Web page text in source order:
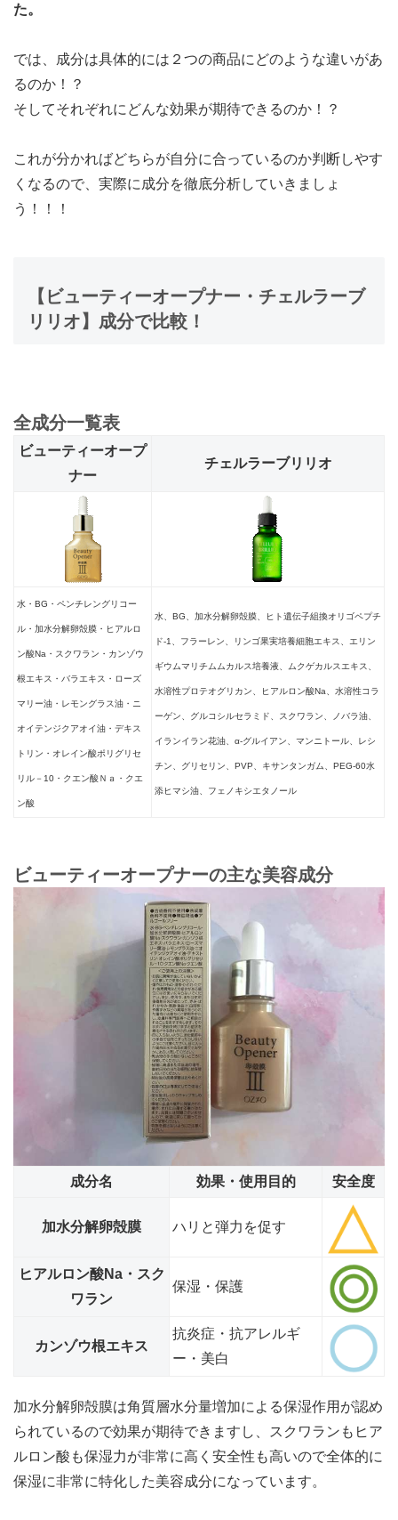
た。
では、成分は具体的には２つの商品にどのような違いがあ
るのか！？
そしてそれぞれにどんな効果が期待できるのか！？
これが分かればどちらが自分に合っているのか判断しやす
くなるので、実際に成分を徹底分析していきましょ
う！！！
【ビューティーオープナー・チェルラーブ
リリオ】成分で比較！
全成分一覧表
ビューティーオープ
ナー
チェルラーブリリオ
水・BG・ペンチレングリコー
ル・加水分解卵殻膜・ヒアルロ
ン酸Na・スクワラン・カンゾウ
根エキス・バラエキス・ローズ
マリー油・レモングラス油・ニ
オイテンジクアオイ油・デキス
トリン・オレイン酸ポリグリセ
リル－10・クエン酸Ｎａ・クエ
ン酸
水、BG、加水分解卵殻膜、ヒト遺伝子組換オリゴペプチ
ド-1、フラーレン、リンゴ果実培養細胞エキス、エリン
ギウムマリチムムカルス培養液、ムクゲカルスエキス、
水溶性プロテオグリカン、ヒアルロン酸Na、水溶性コラ
ーゲン、グルコシルセラミド、スクワラン、ノバラ油、
イランイラン花油、α-グルイアン、マンニトール、レシ
チン、グリセリン、PVP、キサンタンガム、PEG-60水
添ヒマシ油、フェノキシエタノール
ビューティーオープナーの主な美容成分
成分名 効果・使用目的 安全度
加水分解卵殻膜 ハリと弾力を促す
ヒアルロン酸Na・スク
ワラン
保湿・保護
カンゾウ根エキス
抗炎症・抗アレルギ
ー・美白
加水分解卵殻膜は角質層水分量増加による保湿作用が認め
られているので効果が期待できますし、スクワランもヒア
ルロン酸も保湿力が非常に高く安全性も高いので全体的に
保湿に非常に特化した美容成分になっています。